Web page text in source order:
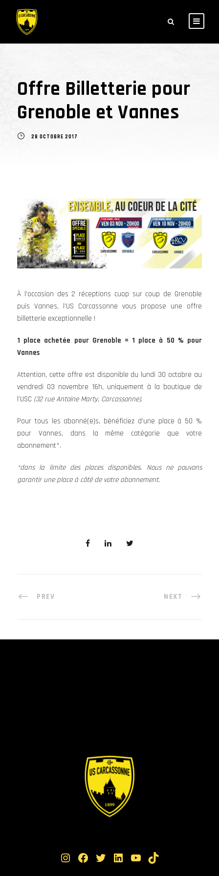
Offre Billetterie pour
Grenoble et Vannes
28 OCTOBRE 2017
À l’occasion des 2 réceptions cuop sur coup de Grenoble
puis Vannes, l’US Carcassonne vous propose une offre
billetterie exceptionnelle !
1 place achetée pour Grenoble = 1 place à 50 % pour
Vannes
Attention, cette offre est disponible du lundi 30 octobre au
vendredi 03 novembre 16h, uniquement à la boutique de
l’USC (32 rue Antoine Marty, Carcassonne).
Pour tous les abonné(e)s, bénéficiez d’une place à 50 %
pour Vannes, dans la même catégorie que votre
abonnement*.
*dans la limite des places disponibles. Nous ne pouvons
garantir une place à côté de votre abonnement.
PREV NEXT
Instagram Facebook Twitter LinkedIn YouTube TikTok